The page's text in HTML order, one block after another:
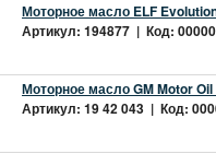
Моторное масло ELF
Артикул: 194877 | Код:
Моторное масло GM Motor Oil
Артикул: 19 42 043 | Код: